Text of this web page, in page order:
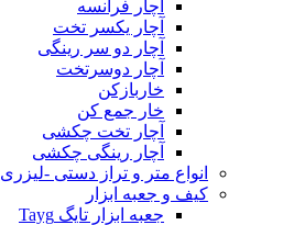
آچار فرانسه
آچار یکسر تخت
آچار دو سر رینگی
آچار دوسرتخت
خاربازکن
خار جمع کن
آچار تخت چکشی
آچار رینگی چکشی
انواع متر و تراز دستی -لیزری
کیف و جعبه ابزار
جعبه ابزار تایگ Tayg